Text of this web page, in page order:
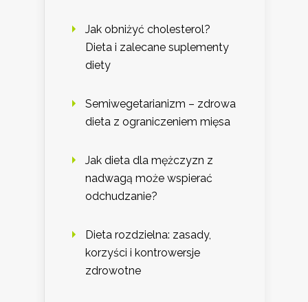
Jak obniżyć cholesterol?
Dieta i zalecane suplementy
diety
Semiwegetarianizm – zdrowa
dieta z ograniczeniem mięsa
Jak dieta dla mężczyzn z
nadwagą może wspierać
odchudzanie?
Dieta rozdzielna: zasady,
korzyści i kontrowersje
zdrowotne